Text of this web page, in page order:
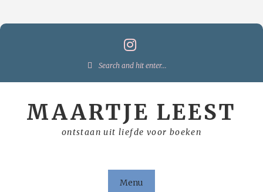
Search
MAARTJE LEEST
ontstaan uit liefde voor boeken
Menu